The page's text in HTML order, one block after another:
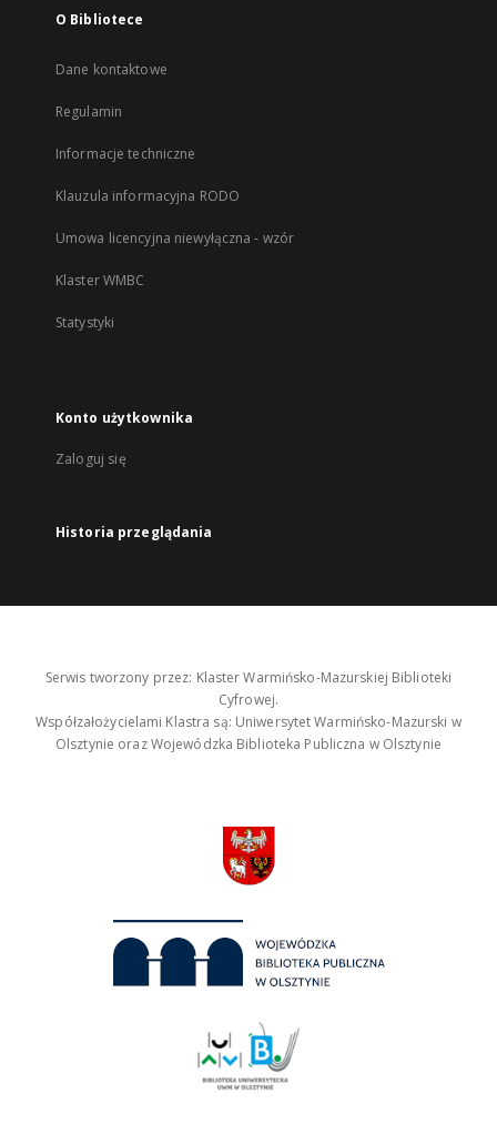
O Bibliotece
Dane kontaktowe
Regulamin
Informacje techniczne
Klauzula informacyjna RODO
Umowa licencyjna niewyłączna - wzór
Klaster WMBC
Statystyki
Konto użytkownika
Zaloguj się
Historia przeglądania
Serwis tworzony przez: Klaster Warmińsko-Mazurskiej Biblioteki
Cyfrowej.
Współzałożycielami Klastra są: Uniwersytet Warmińsko-Mazurski w
Olsztynie oraz Wojewódzka Biblioteka Publiczna w Olsztynie